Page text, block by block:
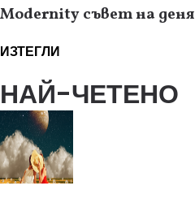
Modernity съвет на деня
ИЗТЕГЛИ
НАЙ-ЧЕТЕНО